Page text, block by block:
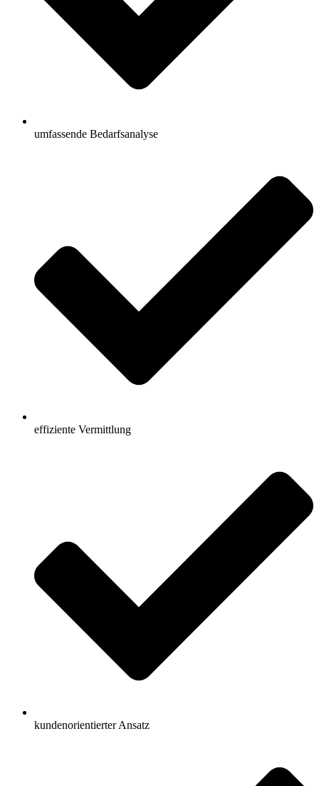
umfassende Bedarfsanalyse
effiziente Vermittlung
kundenorientierter Ansatz